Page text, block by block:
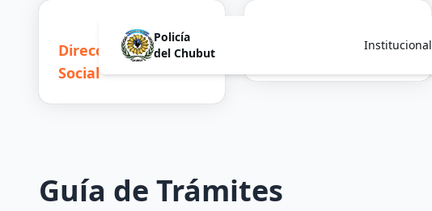
Policía
del Chubut
Institucional
Dirección Acción
Social
Inscripciones
Guía de Trámites